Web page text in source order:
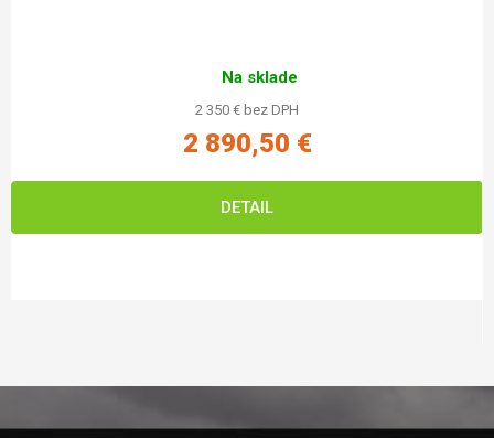
Na sklade
2 350 € bez DPH
2 890,50 €
DETAIL